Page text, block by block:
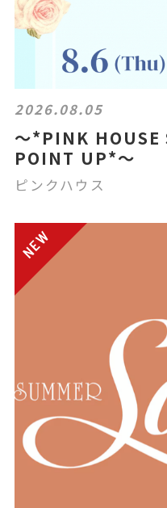
2026.08.05
〜*PINK HOUSE
POINT UP*〜
ピンクハウス